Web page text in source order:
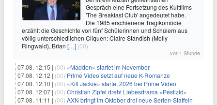
Gespräch eine Fortsetzung des Kultfilms
'The Breakfast Club' angedeutet habe.
Die 1985 erschienene Tragikomödie
erzählt die Geschichte von fünf Schülerinnen und Schülern aus
völlig unterschiedlichen Cliquen: Claire Standish (Molly
Ringwald), Brian […] (00)
vor 1 Stunde
07.08. 12:15 | (00) «Madden» startet im November
07.08. 12:12 | (00) Prime Video setzt auf neue K-Romanze
07.08. 12:10 | (00) «Kill Jackie» startet 2026 bei Prime Video
07.08. 12:07 | (00) Christian Zipfel dreht Liebesdrama «Pestizid»
07.08. 11:11 | (00) AXN bringt im Oktober drei neue Serien-Staffeln